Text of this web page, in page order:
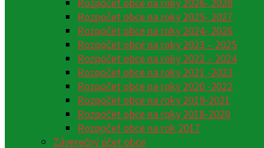
Rozpočet obce na roky 2026- 2028
Rozpočet obce na roky 2025- 2027
Rozpočet obce na roky 2024- 2026
Rozpočet obce na roky 2023 – 2025
Rozpočet obce na roky 2022 – 2024
Rozpočet obce na roky 2021 -2023
Rozpočet obce na roky 2020 -2022
Rozpočet obce na roky 2019-2021
Rozpočet obce na roky 2018-2020
Rozpočet obce na rok 2017
Záverečný účet obce